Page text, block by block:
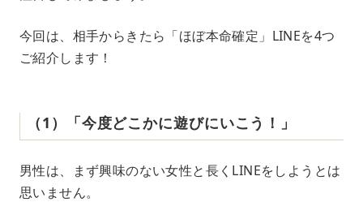
今回は、相手からきたら「ほぼ本命確定」LINEを4つ
ご紹介します！
（1）「今度どこかに遊びにいこう！」
男性は、まず興味のない女性と長くLINEをしようとは
思いません。